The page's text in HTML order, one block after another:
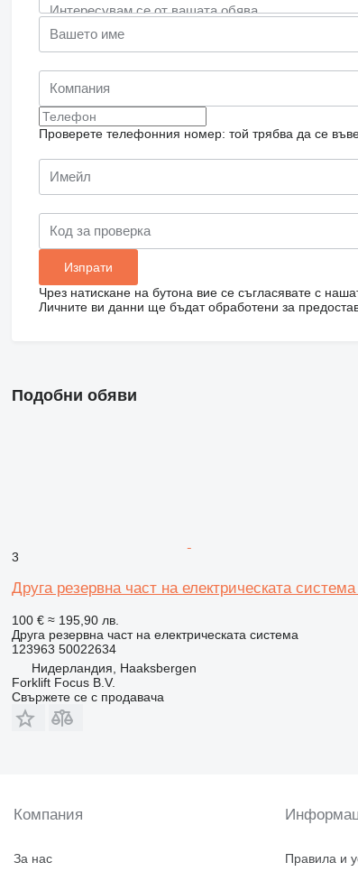
Проверете телефонния номер: той трябва да се
Чрез натискане на бутона вие се съгласявате с
Личните ви данни ще бъдат обработени за
Подобни обяви
3
Друга резервна част на електрическата
100 € ≈ 195,90 лв.
Друга резервна част на електрическата система
123963 50022634
Нидерландия, Haaksbergen
Forklift Focus B.V.
Свържете се с продавача
Компания
За нас Правила и